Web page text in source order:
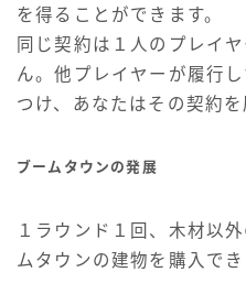
を得ることができます。
同じ契約は１人のプレイ
ん。他プレイヤーが履行
つけ、あなたはその契約を
ブームタウンの発展
１ラウンド１回、木材以
ムタウンの建物を購入でき